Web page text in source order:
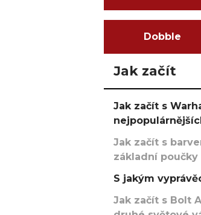
Dobble
Jak začít
Jak začít s
Jak začít s
základní
S jakým
Jak začít s Bolt